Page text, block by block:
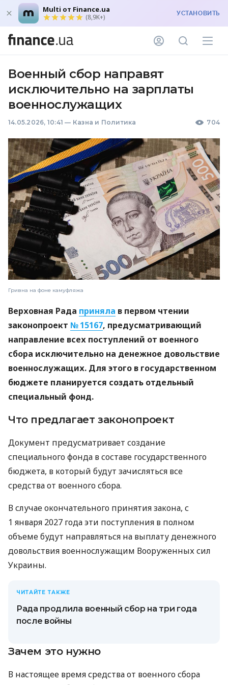
Multi от Finance.ua
(8,9K+) УСТАНОВИТЬ
Военный сбор направят
исключительно на зарплаты
военнослужащих
14.05.2026, 10:41 — Казна и Политика 704
Гривна на фоне камуфляжа
Верховная Рада приняла в первом чтении
законопроект № 15167, предусматривающий
направление всех поступлений от военного
сбора исключительно на денежное довольствие
военнослужащих. Для этого в государственном
бюджете планируется создать отдельный
специальный фонд.
Что предлагает законопроект
Документ предусматривает создание
специального фонда в составе государственного
бюджета, в который будут зачисляться все
средства от военного сбора.
В случае окончательного принятия закона, с
1 января 2027 года эти поступления в полном
объеме будут направляться на выплату денежного
довольствия военнослужащим Вооруженных сил
Украины.
ЧИТАЙТЕ ТАКЖЕ
Рада продлила военный сбор на три года
после войны
Зачем это нужно
В настоящее время средства от военного сбора